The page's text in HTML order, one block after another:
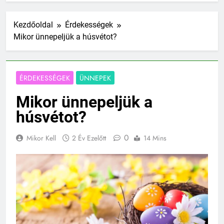
Kezdőoldal
Érdekességek
Mikor ünnepeljük a húsvétot?
ÉRDEKESSÉGEK ÜNNEPEK
Mikor ünnepeljük a
húsvétot?
Mikor Kell 2 Év Ezelőtt 0 14 Mins